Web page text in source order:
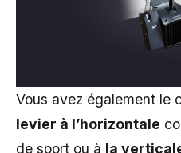
Vous avez également le
levier à l’horizontale
de sport ou à la